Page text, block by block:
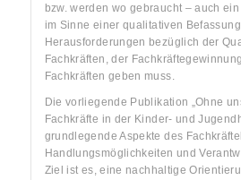
bzw. werden wo gebraucht – auch
im Sinne einer qualitativen
Herausforderungen bezüglich der
Fachkräften, der
Fachkräften geben muss.
Die vorliegende Publikation „Ohne
Fachkräfte in der Kinder- und
grundlegende Aspekte des
Handlungsmöglichkeiten und
Ziel ist es, eine nachhaltige